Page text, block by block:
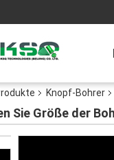
Knopf-Bohrer
Sie Größe der